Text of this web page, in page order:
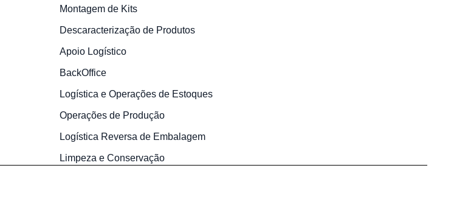
Montagem de Kits
Descaracterização de Produtos
Apoio Logístico
BackOffice
Logística e Operações de Estoques
Operações de Produção
Logística Reversa de Embalagem
Limpeza e Conservação